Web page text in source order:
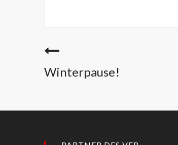
Winterpause!